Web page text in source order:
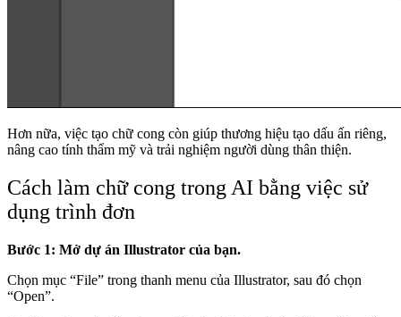
Hơn nữa, việc tạo chữ cong còn giúp thương hiệu tạo dấu ấn riêng,
nâng cao tính thẩm mỹ và trải nghiệm người dùng thân thiện.
Cách làm chữ cong trong AI bằng việc sử
dụng trình đơn
Bước 1: Mở dự án Illustrator của bạn.
Chọn mục “File” trong thanh menu của Illustrator, sau đó chọn
“Open”.